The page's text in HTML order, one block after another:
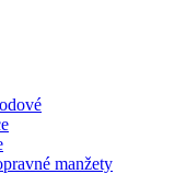
manžety